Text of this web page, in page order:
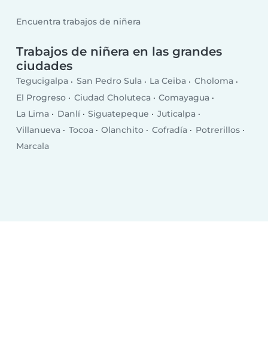
Encuentra trabajos de niñera
Trabajos de niñera en las grandes
ciudades
Tegucigalpa San Pedro Sula La Ceiba
Choloma
El Progreso
Ciudad Choluteca
Comayagua
La Lima
Danlí Siguatepeque
Juticalpa
Villanueva
Tocoa Olanchito Cofradía
Potrerillos
Marcala